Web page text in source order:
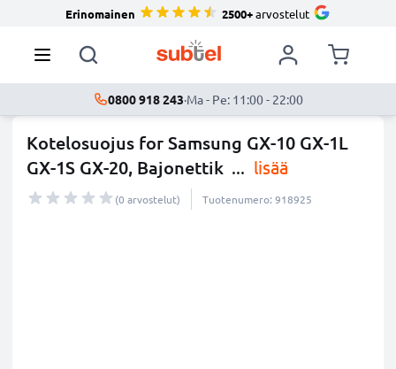
Erinomainen 2500+arvostelut
0800 918 243·Ma - Pe: 11:00 - 22:00
Kotelosuojus for Samsung GX-10 GX-1L
GX-1S GX-20, Bajonettik ... lisää
(0 arvostelut) Tuotenumero: 918925